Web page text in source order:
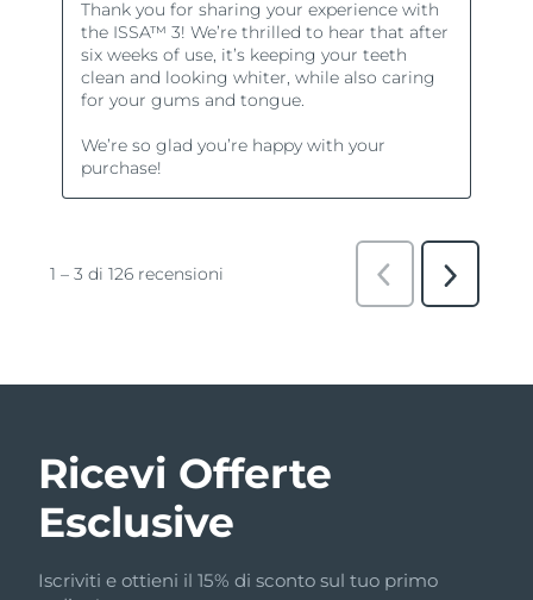
Ricevi Offerte
Esclusive
Iscriviti e ottieni il 15% di sconto sul tuo primo